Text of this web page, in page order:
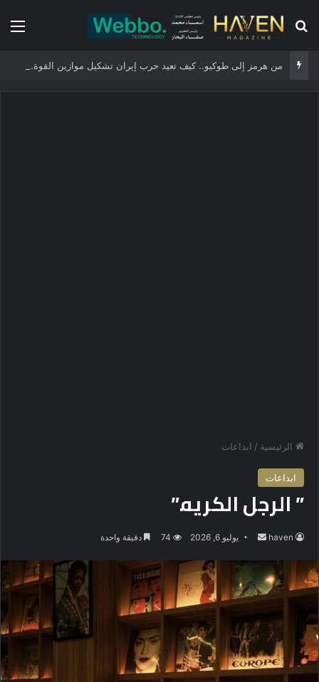
بحث عن
من هرمز إلى طوكيو.. كيف تعيد حرب إيران تشكيل موازين القوة في الشرق الأوسط والعالم؟
الرئيسية / ابداعات
ابداعات
” الرجل الكريه.”
haven
ل
ر
ي
د
ا
يوليو 6, 2026 74 دقيقة واحدة